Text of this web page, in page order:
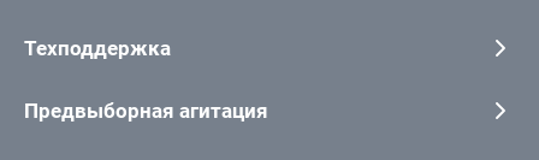
Техподдержка
Предвыборная агитация